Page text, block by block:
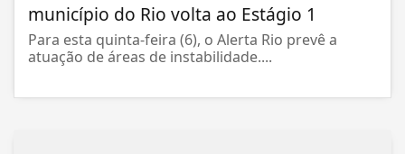
município do Rio volta ao Estágio 1
Para esta quinta-feira (6), o Alerta Rio prevê a
atuação de áreas de instabilidade....